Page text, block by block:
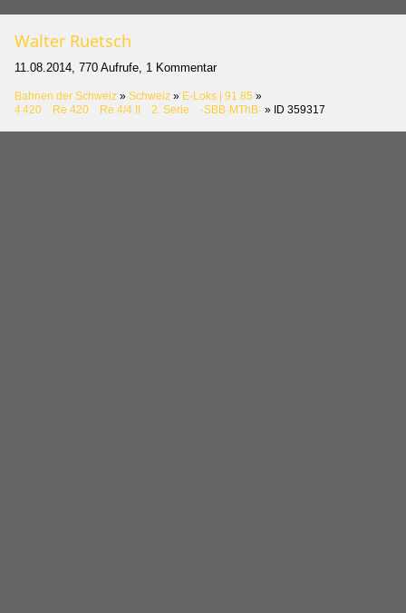
Walter Ruetsch
11.08.2014, 770 Aufrufe, 1 Kommentar
Bahnen der Schweiz » Schweiz » E-Loks | 91 85 »
4 420 Re 420 Re 4/4 II 2. Serie ·SBB·MThB· » ID 359317